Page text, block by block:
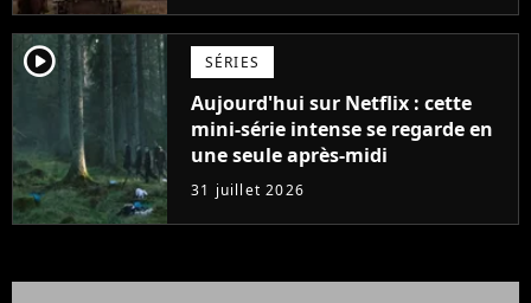
player2 SÉRIES
Aujourd'hui sur Netflix : cette
mini-série intense se regarde en
une seule après-midi
31 juillet 2026